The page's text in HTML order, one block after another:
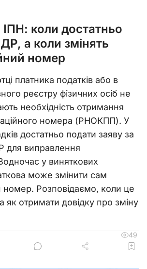
коли достатньо
а коли змінять
номер
платника податків або в
реєстру фізичних осіб не
необхідність отримання
номера (РНОКПП). У
достатньо подати заяву за
виправлення
у виняткових
може змінити сам
номер. Розповідаємо, коли це
як отримати довідку про зміну
49